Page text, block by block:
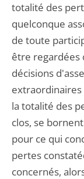
totalité des
quelconque
de toute
être regardées
décisions
extraordinaires
la totalité des
clos, se
pour ce qui
pertes
concernés,